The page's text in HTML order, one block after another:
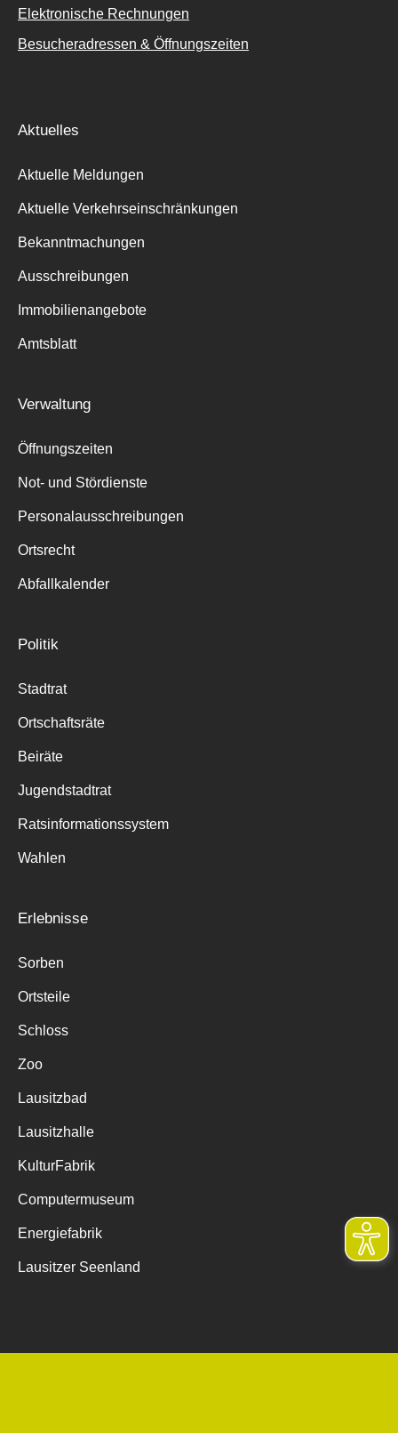
Elektronische Rechnungen
Besucheradressen & Öffnungszeiten
Aktuelles
Aktuelle Meldungen
Aktuelle Verkehrseinschränkungen
Bekanntmachungen
Ausschreibungen
Immobilienangebote
Amtsblatt
Verwaltung
Öffnungszeiten
Not- und Stördienste
Personalausschreibungen
Ortsrecht
Abfallkalender
Politik
Stadtrat
Ortschaftsräte
Beiräte
Jugendstadtrat
Ratsinformationssystem
Wahlen
Erlebnisse
Sorben
Ortsteile
Schloss
Zoo
Lausitzbad
Lausitzhalle
KulturFabrik
Computermuseum
Energiefabrik
Lausitzer Seenland